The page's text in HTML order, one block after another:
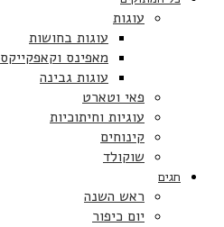
עוגות
עוגות בחושות
מאפינס וקאפקייקס
עוגות גבינה
פאי וטארט
עוגיות וחיתוכיות
קינוחים
שוקולד
חגים
ראש השנה
יום כיפור